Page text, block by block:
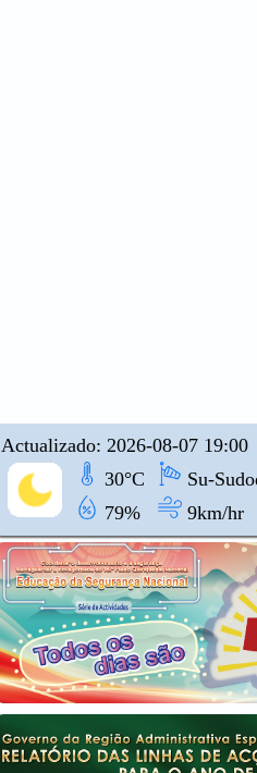
Actualizado: 2026-08-07 19:00
30°C
Su-
79%
9km/hr